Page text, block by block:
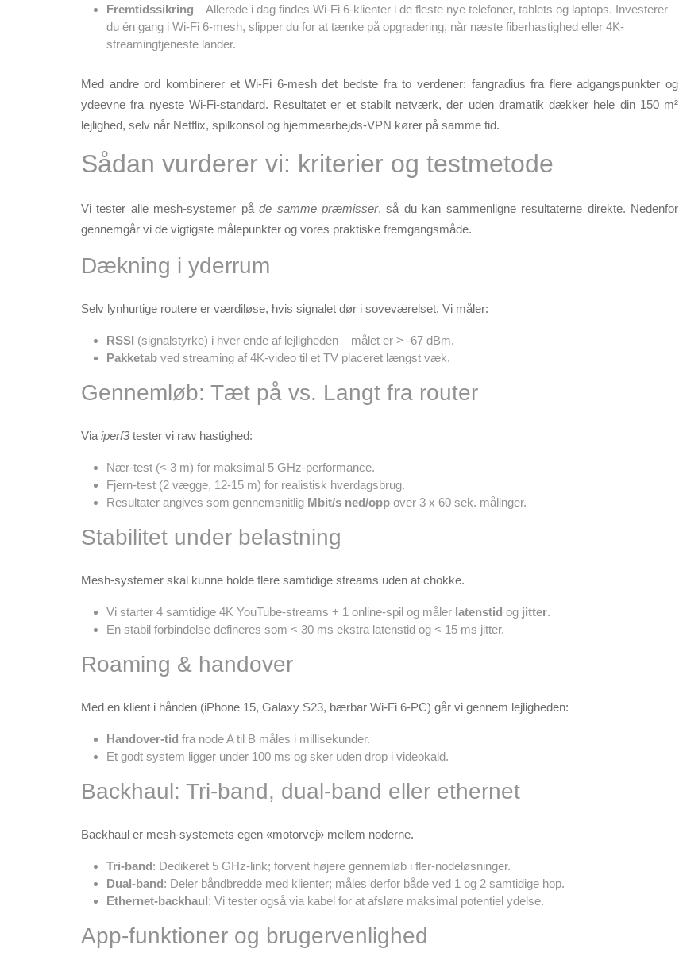
Fremtidssikring – Allerede i dag findes Wi-Fi 6-klienter i de fleste nye telefoner, tablets og laptops. Investerer
du én gang i Wi-Fi 6-mesh, slipper du for at tænke på opgradering, når næste fiber­hastighed eller 4K-
streaming­tjeneste lander.
Med andre ord kombinerer et Wi-Fi 6-mesh det bedste fra to verdener: fangradius fra flere adgangspunkt­er og
ydeevne fra nyeste Wi-Fi-standard. Resultatet er et stabilt netværk, der uden dramatik dækker hele din 150 m²
lejlighed, selv når Netflix, spil­konsol og hjemmearbejds-VPN kører på samme tid.
Sådan vurderer vi: kriterier og testmetode
Vi tester alle mesh-systemer påde samme præmisser, så du kan sammenligne resultaterne direkte. Nedenfor
gennemgår vi de vigtigste målepunkter og vores praktiske fremgangsmåde.
Dækning i yderrum
Selv lynhurtige routere er værdiløse, hvis signalet dør i soveværelset. Vi måler:
RSSI (signalstyrke) i hver ende af lejligheden – målet er > -67 dBm.
Pakke­tab ved streaming af 4K-video til et TV placeret længst væk.
Gennemløb: Tæt på vs. Langt fra router
Via iperf3 tester vi raw hastighed:
Nær-test (< 3 m) for maksimal 5 GHz-performance.
Fjern-test (2 vægge, 12-15 m) for realistisk hverdagsbrug.
Resultater angives som gennemsnitlig Mbit/s ned/opp over 3 x 60 sek. målinger.
Stabilitet under belastning
Mesh-systemer skal kunne holde flere samtidige streams uden at chokke.
Vi starter 4 samtidige 4K YouTube-streams + 1 online-spil og måler latenstid og jitter.
En stabil forbindelse defineres som < 30 ms ekstra latenstid og < 15 ms jitter.
Roaming & handover
Med en klient i hånden (iPhone 15, Galaxy S23, bærbar Wi-Fi 6-PC) går vi gennem lejligheden:
Handover-tid fra node A til B måles i millisekunder.
Et godt system ligger under 100 ms og sker uden drop i videokald.
Backhaul: Tri-band, dual-band eller ethernet
Backhaul er mesh-systemets egen «motorvej» mellem noderne.
Tri-band: Dedikeret 5 GHz-link; forvent højere gennemløb i fler-nodeløsninger.
Dual-band: Deler båndbredde med klienter; måles derfor både ved 1 og 2 samtidige hop.
Ethernet-backhaul: Vi tester også via kabel for at afsløre maksimal potentiel ydelse.
App-funktioner og brugervenlighed